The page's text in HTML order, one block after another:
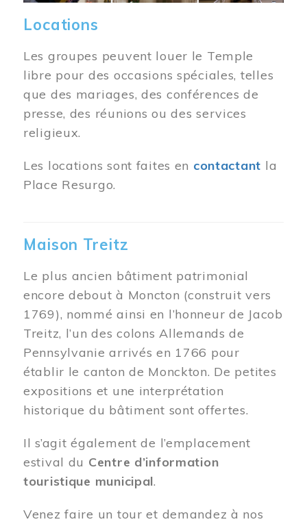
Locations
Les groupes peuvent louer le Temple
libre pour des occasions spéciales, telles
que des mariages, des conférences de
presse, des réunions ou des services
religieux.
Les locations sont faites en contactant la
Place Resurgo.
Maison Treitz
Le plus ancien bâtiment patrimonial
encore debout à Moncton (construit vers
1769), nommé ainsi en l’honneur de Jacob
Treitz, l’un des colons Allemands de
Pennsylvanie arrivés en 1766 pour
établir le canton de Monckton. De petites
expositions et une interprétation
historique du bâtiment sont offertes.
Il s’agit également de l’emplacement
estival du Centre d’information
touristique municipal.
Venez faire un tour et demandez à nos